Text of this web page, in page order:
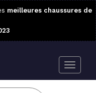
meilleures chaussures de